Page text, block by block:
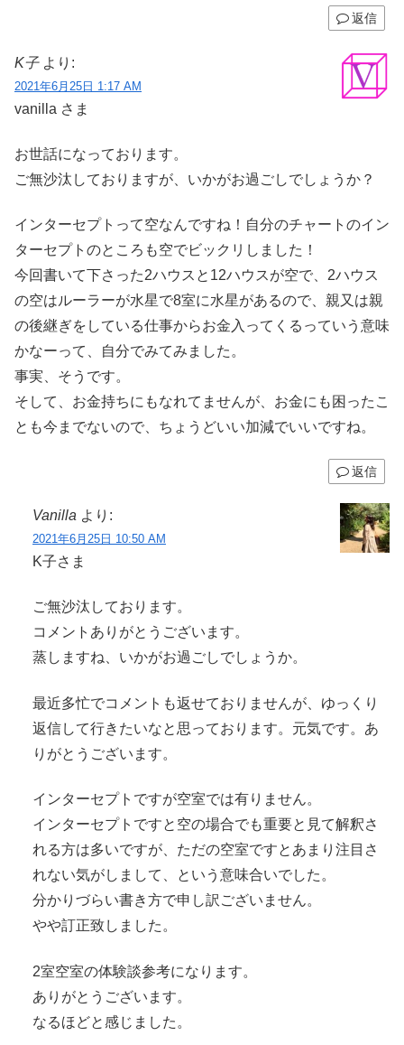
返信
K子 より:
2021年6月25日 1:17 AM
vanilla さま
お世話になっております。
ご無沙汰しておりますが、いかがお過ごしでしょうか？
インターセプトって空なんですね！自分のチャートのイン
ターセプトのところも空でビックリしました！
今回書いて下さった2ハウスと12ハウスが空で、2ハウス
の空はルーラーが水星で8室に水星があるので、親又は親
の後継ぎをしている仕事からお金入ってくるっていう意味
かなーって、自分でみてみました。
事実、そうです。
そして、お金持ちにもなれてませんが、お金にも困ったこ
とも今までないので、ちょうどいい加減でいいですね。
返信
Vanilla より:
2021年6月25日 10:50 AM
K子さま
ご無沙汰しております。
コメントありがとうございます。
蒸しますね、いかがお過ごしでしょうか。
最近多忙でコメントも返せておりませんが、ゆっくり
返信して行きたいなと思っております。元気です。あ
りがとうございます。
インターセプトですが空室では有りません。
インターセプトですと空の場合でも重要と見て解釈さ
れる方は多いですが、ただの空室ですとあまり注目さ
れない気がしまして、という意味合いでした。
分かりづらい書き方で申し訳ございません。
やや訂正致しました。
2室空室の体験談参考になります。
ありがとうございます。
なるほどと感じました。